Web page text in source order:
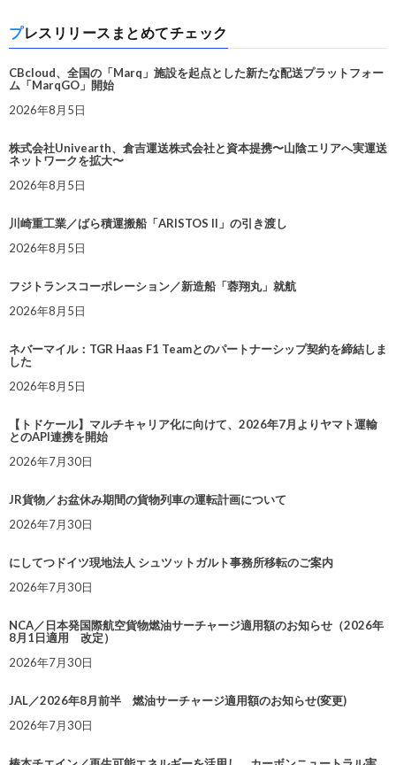
プレスリリースまとめてチェック
CBcloud、全国の「Marq」施設を起点とした新たな配送プラットフォー
ム「MarqGO」開始
2026年8月5日
株式会社Univearth、倉吉運送株式会社と資本提携〜山陰エリアへ実運送
ネットワークを拡大〜
2026年8月5日
川崎重工業／ばら積運搬船「ARISTOS II」の引き渡し
2026年8月5日
フジトランスコーポレーション／新造船「蓉翔丸」就航
2026年8月5日
ネバーマイル：TGR Haas F1 Teamとのパートナーシップ契約を締結しま
した
2026年8月5日
【トドケール】マルチキャリア化に向けて、2026年7月よりヤマト運輸
とのAPI連携を開始
2026年7月30日
JR貨物／お盆休み期間の貨物列車の運転計画について
2026年7月30日
にしてつドイツ現地法人 シュツットガルト事務所移転のご案内
2026年7月30日
NCA／日本発国際航空貨物燃油サーチャージ適用額のお知らせ（2026年
8月1日適用 改定）
2026年7月30日
JAL／2026年8月前半 燃油サーチャージ適用額のお知らせ(変更)
2026年7月30日